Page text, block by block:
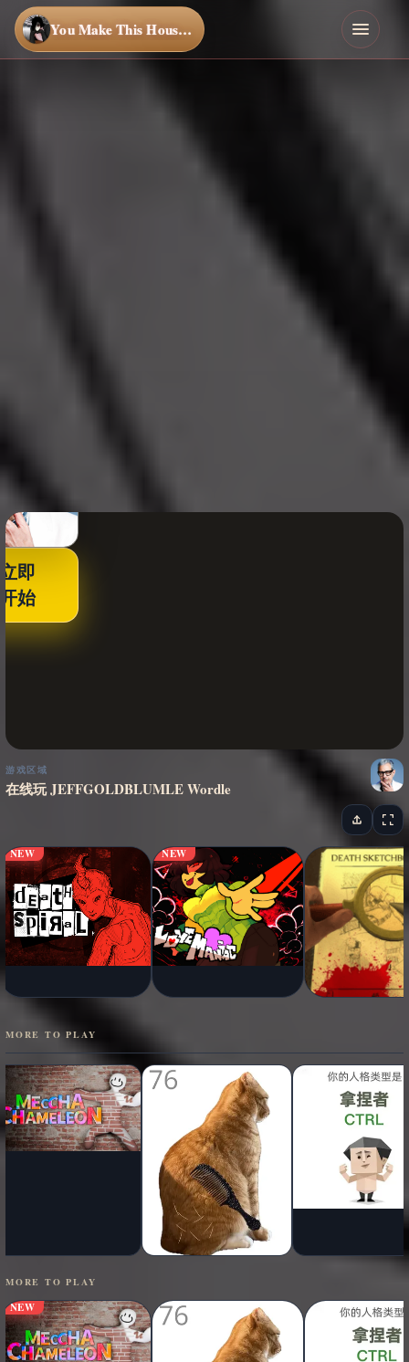
You Make This House a Home
立即
开始
游戏区域
在线玩 JEFFGOLDBLUMLE Wordle
NEW NEW
MORE TO PLAY
MORE TO PLAY
NEW